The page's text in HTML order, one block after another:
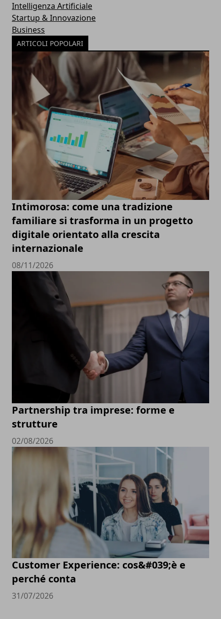
Intelligenza Artificiale
Startup & Innovazione
Business
ARTICOLI POPOLARI
Intimorosa: come una tradizione
familiare si trasforma in un progetto
digitale orientato alla crescita
internazionale
08/11/2026
Partnership tra imprese: forme e
strutture
02/08/2026
Customer Experience: cos&#039;è e
perché conta
31/07/2026